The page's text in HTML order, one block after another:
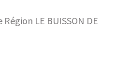
LE BUISSON DE